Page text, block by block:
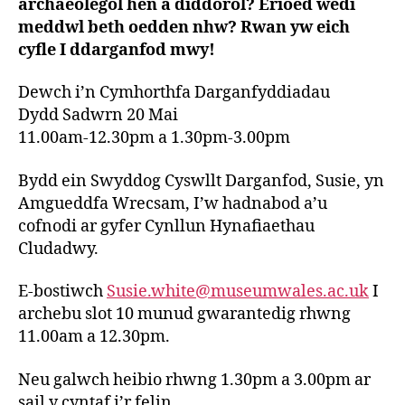
archaeolegol hen a diddorol? Erioed wedi
meddwl beth oedden nhw? Rwan yw eich
cyfle I ddarganfod mwy!
Dewch i’n Cymhorthfa Darganfyddiadau
Dydd Sadwrn 20 Mai
11.00am-12.30pm a 1.30pm-3.00pm
Bydd ein Swyddog Cyswllt Darganfod, Susie, yn
Amgueddfa Wrecsam, I’w hadnabod a’u
cofnodi ar gyfer Cynllun Hynafiaethau
Cludadwy.
E-bostiwch Susie.white@museumwales.ac.ukI
archebu slot 10 munud gwarantedig rhwng
11.00am a 12.30pm.
Neu galwch heibio rhwng 1.30pm a 3.00pm ar